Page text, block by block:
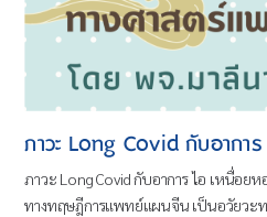
ภาวะ Long Covid กับอากา
ภาวะ Long Covid กับอาการ ไอ เหนื่อ
ทางทฤษฎีการแพทย์แผนจีน เป็นอวัยว